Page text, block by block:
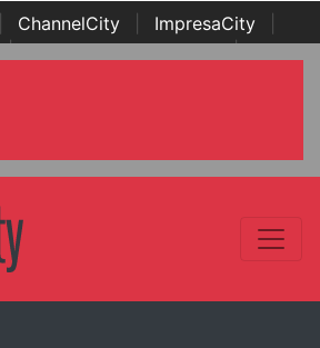
ChannelCity ImpresaCity
| Italian Channel Awards | Italian